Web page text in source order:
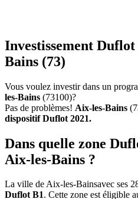
Investissement
Bains (73)
Vous voulez investir dans un
les-Bains (73100)?
Pas de problèmes! Aix-les-Bains
dispositif Duflot 2021.
Dans quelle zone
Aix-les-Bains ?
La ville de Aix-les-Bainsavec ses
Duflot B1. Cette zone est éligible